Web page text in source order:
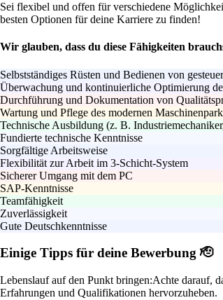
Sei flexibel und offen für verschiedene
besten Optionen für deine Karriere zu finden!
Wir glauben, dass du diese Fähigkeiten
Selbstständiges Rüsten und Bedienen von
Überwachung und kontinuierliche Optimierung
Durchführung und Dokumentation von
Wartung und Pflege des modernen
Technische Ausbildung (z. B.
Fundierte technische Kenntnisse
Sorgfältige Arbeitsweise
Flexibilität zur Arbeit im 3-Schicht-System
Sicherer Umgang mit dem PC
SAP-Kenntnisse
Teamfähigkeit
Zuverlässigkeit
Gute Deutschkenntnisse
Einige Tipps für deine Bewerbung 🫡
Lebenslauf auf den Punkt bringen:Achte darauf,
Erfahrungen und Qualifikationen hervorzuheben.